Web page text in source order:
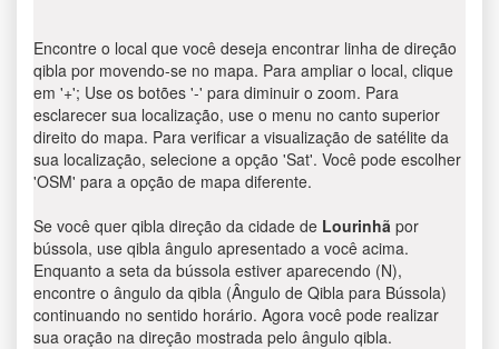
Encontre o local que você deseja encontrar linha de direção
qibla por movendo-se no mapa. Para ampliar o local, clique
em '+'; Use os botões '-' para diminuir o zoom. Para
esclarecer sua localização, use o menu no canto superior
direito do mapa. Para verificar a visualização de satélite da
sua localização, selecione a opção 'Sat'. Você pode escolher
'OSM' para a opção de mapa diferente.
Se você quer qibla direção da cidade de Lourinhã por
bússola, use qibla ângulo apresentado a você acima.
Enquanto a seta da bússola estiver aparecendo (N),
encontre o ângulo da qibla (Ângulo de Qibla para Bússola)
continuando no sentido horário. Agora você pode realizar
sua oração na direção mostrada pelo ângulo qibla.